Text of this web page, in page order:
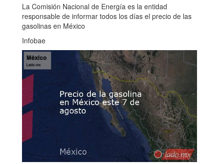
La Comisión Nacional de Energía es la entidad
responsable de informar todos los días el precio de las
gasolinas en México
Infobae